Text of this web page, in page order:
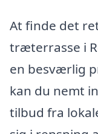
At finde det
træterrasse i
en besværlig
kan du nemt
tilbud fra